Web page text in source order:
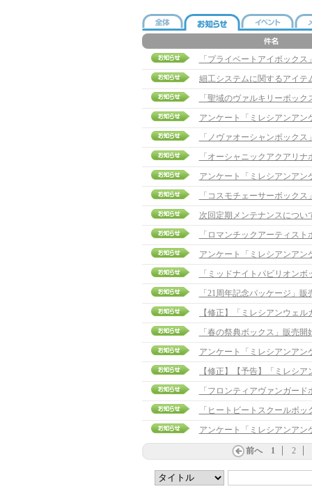
「プライベートアイボック
細工システムに関するアイテ
「聖域のヴァルキリーボッ
アンケート「ミレシアンアン
「ノヴァオーシャンボック
「オーシャニックアクアリ
アンケート「ミレシアンアン
「コスモチェーサーボック
次回定期メンテナンスについ
「ロマンチックアーティス
アンケート「ミレシアンアン
「ミッドナイトパビリオン
「21周年記念パッケージ」
「春の祭典ボックス」販売開
アンケート「ミレシアンアン
「フロンティアヴァンガー
「ヒートビートスクールボ
アンケート「ミレシアンアン
前へ 1 2